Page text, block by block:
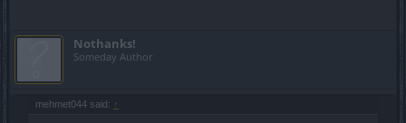
Nothanks!
Someday Author
mehmet044 said: ↑